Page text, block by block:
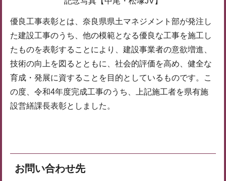
優良工事表彰とは、奈良県県土マネジメント部が発注し
た建設工事のうち、他の模範となる優良な工事を施工し
たものを表彰することにより、建設事業者の意欲増進、
技術の向上を図るとともに、社会的評価を高め、健全な
育成・発展に資することを目的としているものです。こ
の度、令和4年度完成工事のうち、上記施工者を県有施
設営繕課長表彰としました。
お問い合わせ先